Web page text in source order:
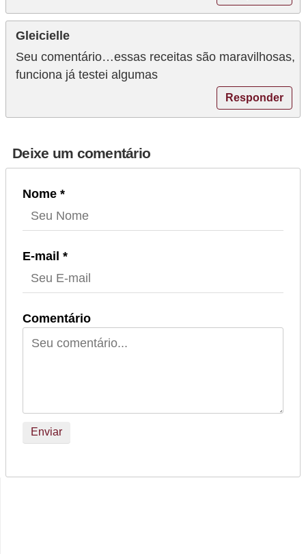
Gleicielle
Seu comentário…essas receitas são maravilhosas,
funciona já testei algumas
Responder
Deixe um comentário
Nome *
E-mail *
Comentário